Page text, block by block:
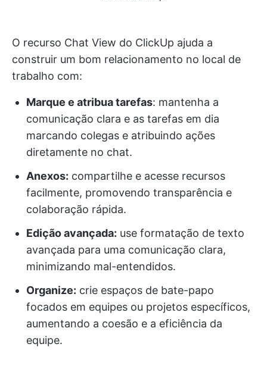
O recurso Chat View do ClickUp ajuda a
construir um bom relacionamento no local de
trabalho com:
Marque e atribua tarefas: mantenha a
comunicação clara e as tarefas em dia
marcando colegas e atribuindo ações
diretamente no chat.
Anexos: compartilhe e acesse recursos
facilmente, promovendo transparência e
colaboração rápida.
Edição avançada: use formatação de texto
avançada para uma comunicação clara,
minimizando mal-entendidos.
Organize: crie espaços de bate-papo
focados em equipes ou projetos específicos,
aumentando a coesão e a eficiência da
equipe.